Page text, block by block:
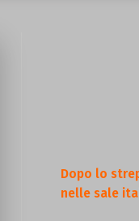
Dopo lo
nelle sale